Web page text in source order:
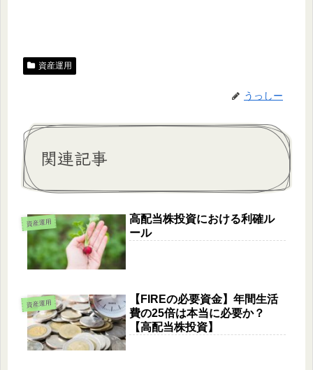
資産運用
うっしー
関連記事
資産運用
高配当株投資における利確ル
ール
資産運用
【FIREの必要資金】年間生活
費の25倍は本当に必要か？
【高配当株投資】